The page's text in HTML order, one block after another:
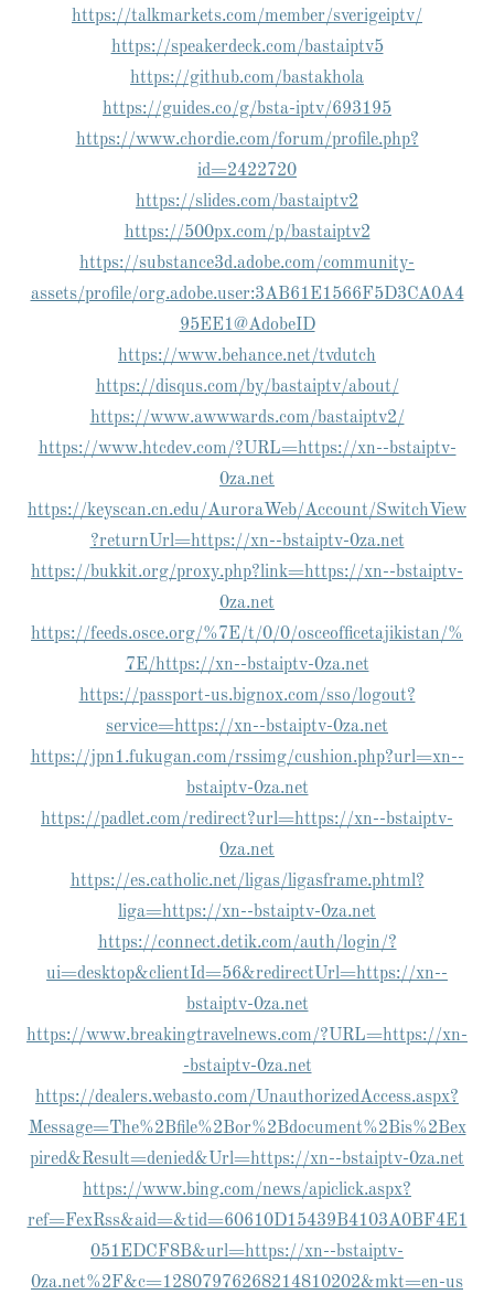
https://talkmarkets.com/member/sverigeiptv/
https://speakerdeck.com/bastaiptv5
https://github.com/bastakhola
https://guides.co/g/bsta-iptv/693195
https://www.chordie.com/forum/profile.php?
id=2422720
https://slides.com/bastaiptv2
https://500px.com/p/bastaiptv2
https://substance3d.adobe.com/community-
assets/profile/org.adobe.user:3AB61E1566F5D3CA0A4
95EE1@AdobeID
https://www.behance.net/tvdutch
https://disqus.com/by/bastaiptv/about/
https://www.awwwards.com/bastaiptv2/
https://www.htcdev.com/?URL=https://xn--bstaiptv-
0za.net
https://keyscan.cn.edu/AuroraWeb/Account/SwitchView
?returnUrl=https://xn--bstaiptv-0za.net
https://bukkit.org/proxy.php?link=https://xn--bstaiptv-
0za.net
https://feeds.osce.org/%7E/t/0/0/osceofficetajikistan/%
7E/https://xn--bstaiptv-0za.net
https://passport-us.bignox.com/sso/logout?
service=https://xn--bstaiptv-0za.net
https://jpn1.fukugan.com/rssimg/cushion.php?url=xn--
bstaiptv-0za.net
https://padlet.com/redirect?url=https://xn--bstaiptv-
0za.net
https://es.catholic.net/ligas/ligasframe.phtml?
liga=https://xn--bstaiptv-0za.net
https://connect.detik.com/auth/login/?
ui=desktop&clientId=56&redirectUrl=https://xn--
bstaiptv-0za.net
https://www.breakingtravelnews.com/?URL=https://xn-
-bstaiptv-0za.net
https://dealers.webasto.com/UnauthorizedAccess.aspx?
Message=The%2Bfile%2Bor%2Bdocument%2Bis%2Bex
pired&Result=denied&Url=https://xn--bstaiptv-0za.net
https://www.bing.com/news/apiclick.aspx?
ref=FexRss&aid=&tid=60610D15439B4103A0BF4E1
051EDCF8B&url=https://xn--bstaiptv-
0za.net%2F&c=12807976268214810202&mkt=en-us